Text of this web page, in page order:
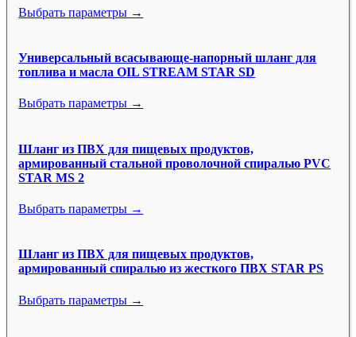
Выбрать параметры →
Универсальный всасывающе-напорный шланг для
топлива и масла OIL STREAM STAR SD
Выбрать параметры →
Шланг из ПВХ для пищевых продуктов,
армированный стальной проволочной спиралью PVC
STAR MS 2
Выбрать параметры →
Шланг из ПВХ для пищевых продуктов,
армированный спиралью из жесткого ПВХ STAR PS
Выбрать параметры →